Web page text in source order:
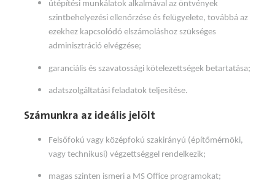
útépítési munkálatok alkalmával az öntvények
szintbehelyezési ellenőrzése és felügyelete, továbbá az
ezekhez kapcsolódó elszámoláshoz szükséges
adminisztráció elvégzése;
garanciális és szavatossági kötelezettségek betartatása;
adatszolgáltatási feladatok teljesítése.
Számunkra az ideális jelölt
Felsőfokú vagy középfokú szakirányú (építőmérnöki,
vagy technikusi) végzettséggel rendelkezik;
magas szinten ismeri a MS Office programokat;